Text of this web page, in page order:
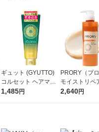
ギュット (GYUTTO)
コルセット ヘアマス
ク トリートメント
1,485円
PRORY（プ
モイストリペ
ートメント
2,640円